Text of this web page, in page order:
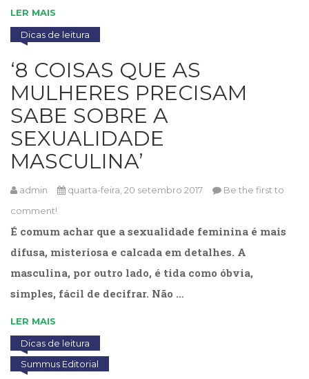
Jornalismo
LGBTQIA+
Literatura
Erótica
(11)
Literatura,
Ficção,
Ensaios
(69)
de
PNL
(Programação
(41)
Psicodrama
Psicologia,
Psicoterapia
(799)
Publicidade,
LER MAIS
Dicas de leitura
‘8 COISAS QUE AS
MULHERES PRECISAM
SABE SOBRE A
SEXUALIDADE
MASCULINA’
admin quarta-feira, 20 setembro 2017
Be the first to
comment!
É comum achar que a sexualidade feminina é mais
difusa, misteriosa e calcada em detalhes. A
masculina, por outro lado, é tida como óbvia,
simples, fácil de decifrar. Não …
LER MAIS
Dicas de leitura
Summus Editorial